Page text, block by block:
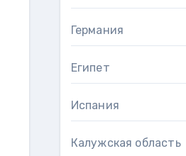
Германия
Египет
Испания
Калужская область